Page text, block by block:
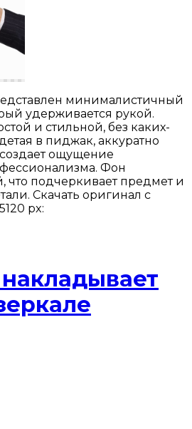
минималистичный
удерживается рукой.
и стильной, без каких-
в пиджак, аккуратно
ощущение
Фон
что подчеркивает предмет и
Скачать оригинал с
px: